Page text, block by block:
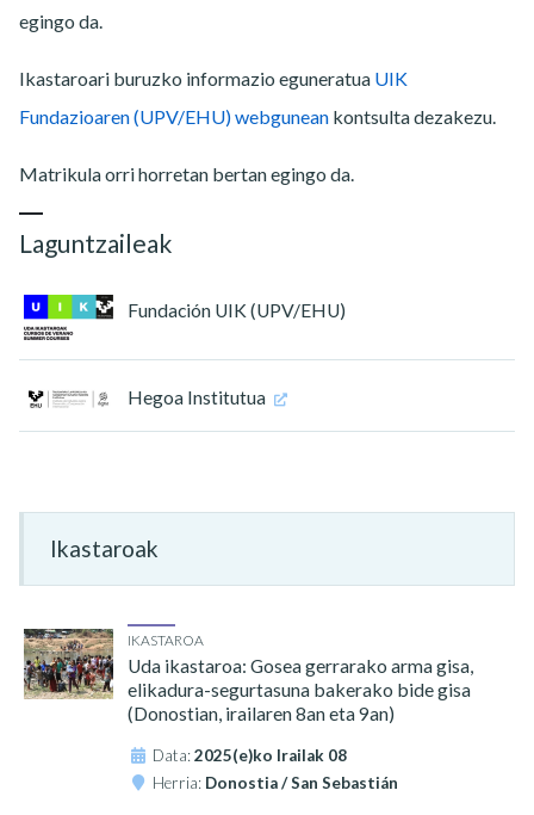
egingo da.
Ikastaroari buruzko informazio eguneratua UIK
Fundazioaren (UPV/EHU) webgunean kontsulta dezakezu.
Matrikula orri horretan bertan egingo da.
Laguntzaileak
Fundación UIK (UPV/EHU)
Hegoa Institutua
Ikastaroak
IKASTAROA
Uda ikastaroa: Gosea gerrarako arma gisa,
elikadura-segurtasuna bakerako bide gisa
(Donostian, irailaren 8an eta 9an)
Data:2025(e)ko Irailak 08
Herria: Donostia / San Sebastián